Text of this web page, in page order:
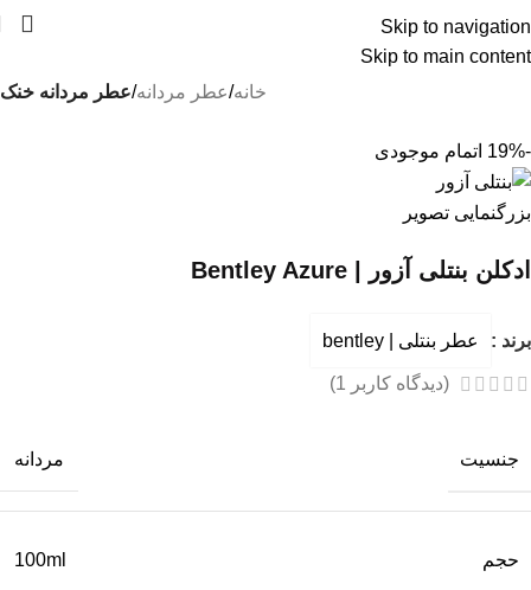
Skip to navigation
Skip to main content
درسته گرون خریدیم ولی قیمتهای سایت رو کاهش
دادیم !!!
خانه عطر مردانه عطر مردانه خنک
-19% اتمام موجودی
بزرگنمایی تصویر
ادکلن بنتلی آزور | Bentley Azure
برند : عطر بنتلی | bentley
(دیدگاه کاربر 1
)
جنسیت مردانه
حجم 100ml